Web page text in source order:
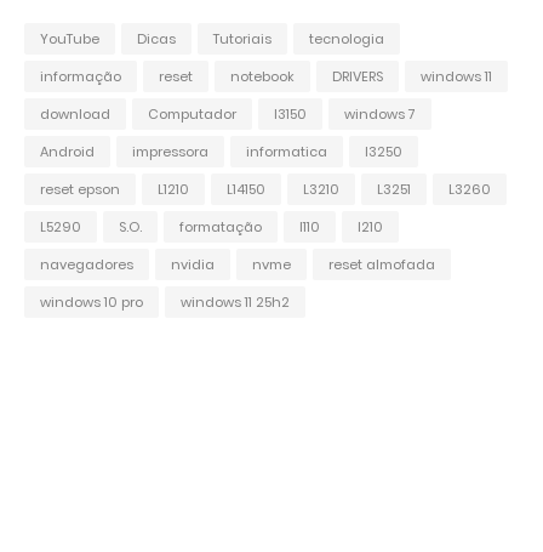
YouTube Dicas Tutoriais
tecnologia
informação
reset notebook DRIVERS
windows 11
download
Computador l3150
windows 7
Android
impressora informatica
l3250
reset epson
L1210 L14150 L3210 L3251
L3260
L5290
S.O. formatação l110
l210
navegadores
nvidia nvme
reset almofada
windows 10 pro
windows 11 25h2